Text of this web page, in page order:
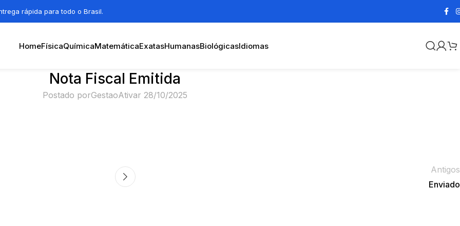
rápida para todo o Brasil.
HomeFísicaQuímicaMatemáticaExatasHumanasBiológicasIdiomas
Nota Fiscal Emitida
Postado porGestaoAtivar 28/10/2025
Antigos
Enviado